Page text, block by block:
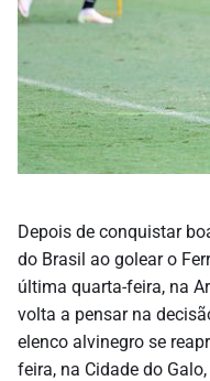
Depois de conquistar
do Brasil ao golear o
última quarta-feira, na
volta a pensar na
elenco alvinegro se
feira, na Cidade do